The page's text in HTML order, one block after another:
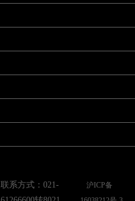
联系方式：021-
沪ICP备